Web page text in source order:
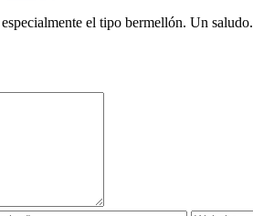
el tipo bermellón. Un saludo.